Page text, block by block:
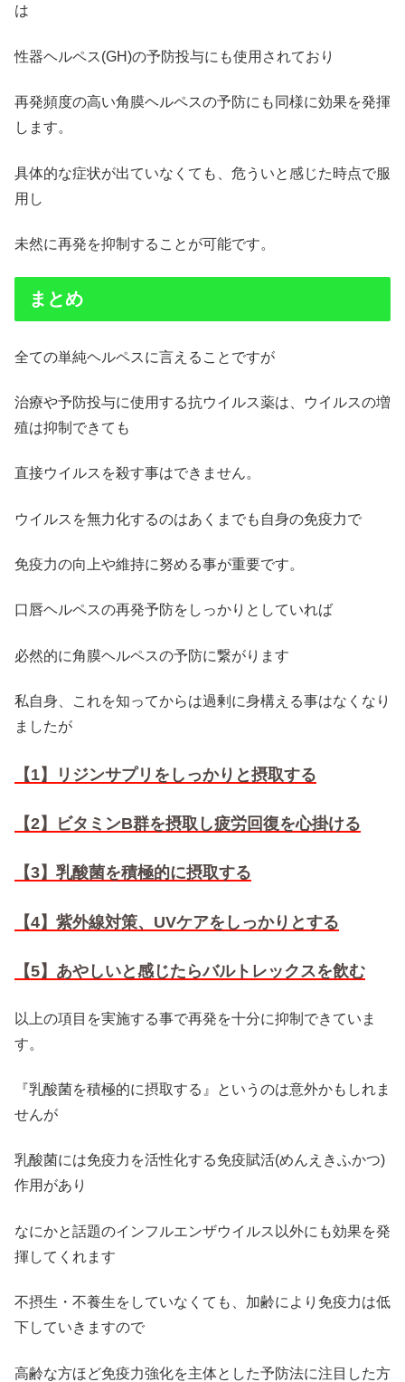
は
性器ヘルペス(GH)の予防投与にも使用されており
再発頻度の高い角膜ヘルペスの予防にも同様に効果を発揮
します。
具体的な症状が出ていなくても、危ういと感じた時点で服
用し
未然に再発を抑制することが可能です。
まとめ
全ての単純ヘルペスに言えることですが
治療や予防投与に使用する抗ウイルス薬は、ウイルスの増
殖は抑制できても
直接ウイルスを殺す事はできません。
ウイルスを無力化するのはあくまでも自身の免疫力で
免疫力の向上や維持に努める事が重要です。
口唇ヘルペスの再発予防をしっかりとしていれば
必然的に角膜ヘルペスの予防に繋がります
私自身、これを知ってからは過剰に身構える事はなくなり
ましたが
【1】リジンサプリをしっかりと摂取する
【2】ビタミンB群を摂取し疲労回復を心掛ける
【3】乳酸菌を積極的に摂取する
【4】紫外線対策、UVケアをしっかりとする
【5】あやしいと感じたらバルトレックスを飲む
以上の項目を実施する事で再発を十分に抑制できていま
す。
『乳酸菌を積極的に摂取する』というのは意外かもしれま
せんが
乳酸菌には免疫力を活性化する免疫賦活(めんえきふかつ)
作用があり
なにかと話題のインフルエンザウイルス以外にも効果を発
揮してくれます
不摂生・不養生をしていなくても、加齢により免疫力は低
下していきますので
高齢な方ほど免疫力強化を主体とした予防法に注目した方